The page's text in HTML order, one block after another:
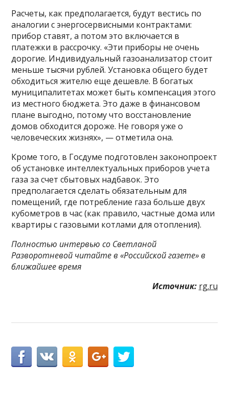
Расчеты, как предполагается, будут вестись по
аналогии с энергосервисными контрактами:
прибор ставят, а потом это включается в
платежки в рассрочку. «Эти приборы не очень
дорогие. Индивидуальный газоанализатор стоит
меньше тысячи рублей. Установка общего будет
обходиться жителю еще дешевле. В богатых
муниципалитетах может быть компенсация этого
из местного бюджета. Это даже в финансовом
плане выгодно, потому что восстановление
домов обходится дороже. Не говоря уже о
человеческих жизнях», — отметила она.
Кроме того, в Госдуме подготовлен законопроект
об установке интеллектуальных приборов учета
газа за счет сбытовых надбавок. Это
предполагается сделать обязательным для
помещений, где потребление газа больше двух
кубометров в час (как правило, частные дома или
квартиры с газовыми котлами для отопления).
Полностью интервью со Светланой
Разворотневой читайте в «Российской газете» в
ближайшее время
Источник: rg.ru